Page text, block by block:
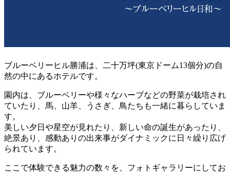
ブルーベリーヒル勝浦は、二十万坪(東京ドーム13個分)の自
然の中にあるホテルです。
園内は、ブルーベリーや様々なハーブなどの野菜が栽培され
ていたり、馬、山羊、うさぎ、鳥たちも一緒に暮らしていま
す。
美しい夕日や星空が見れたり、新しい命の誕生があったり、
絶景あり、感動ありの出来事がダイナミックに日々繰り広げ
られています。
ここで体験できる魅力の数々を、フォトギャラリーにしてお